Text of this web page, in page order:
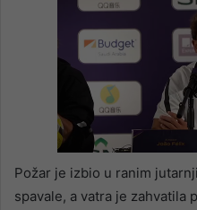
Požar je izbio u ranim
spavale, a vatra je zahvatila